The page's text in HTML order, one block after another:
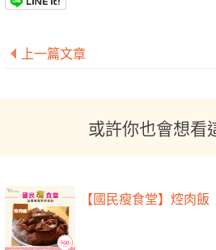
上一篇文章
或許你也會想看
【國民瘦食堂】焢肉飯